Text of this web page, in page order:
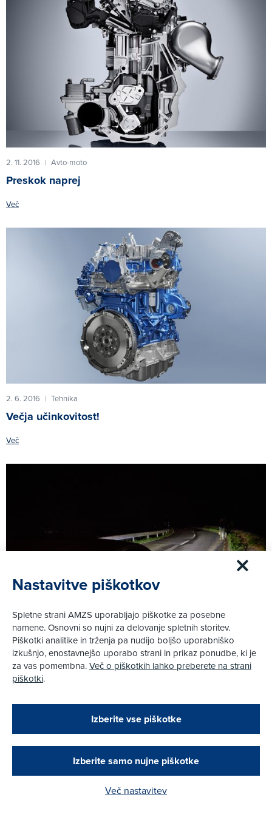
2. 11. 2016 | Avto-moto
Preskok naprej
Več
2. 6. 2016 | Tehnika
Večja učinkovitost!
Več
29. 1. 2016 Promet
Fordovi žarometi prihodnosti
Več
Zapri
Podarjamo vam 10 €!
Obstoječi in novi AMZS člani, ki boste v AMZS
opravili registracijo vozila, boste prejeli
vrednostno darilno kartico z dobroimetjem v višini
Kako do darila?
Nastavitve piškotkov
Spletne strani AMZS uporabljajo piškotke za posebne
namene. Osnovni so nujni za delovanje spletnih storitev.
Piškotki analitike in trženja pa nudijo boljšo uporabniško
izkušnjo, enostavnejšo uporabo strani in prikaz ponudbe, ki je
za vas pomembna.Več o piškotkih lahko preberete na strani
piškotki.
Izberite vse piškotke
Izberite samo nujne piškotke
Več nastavitev